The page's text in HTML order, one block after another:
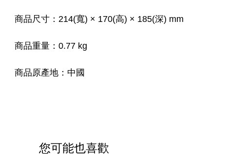
商品尺寸：214(寬) × 170(高) × 185(深) mm
商品重量：0.77 kg
商品原產地：中國
您可能也喜歡